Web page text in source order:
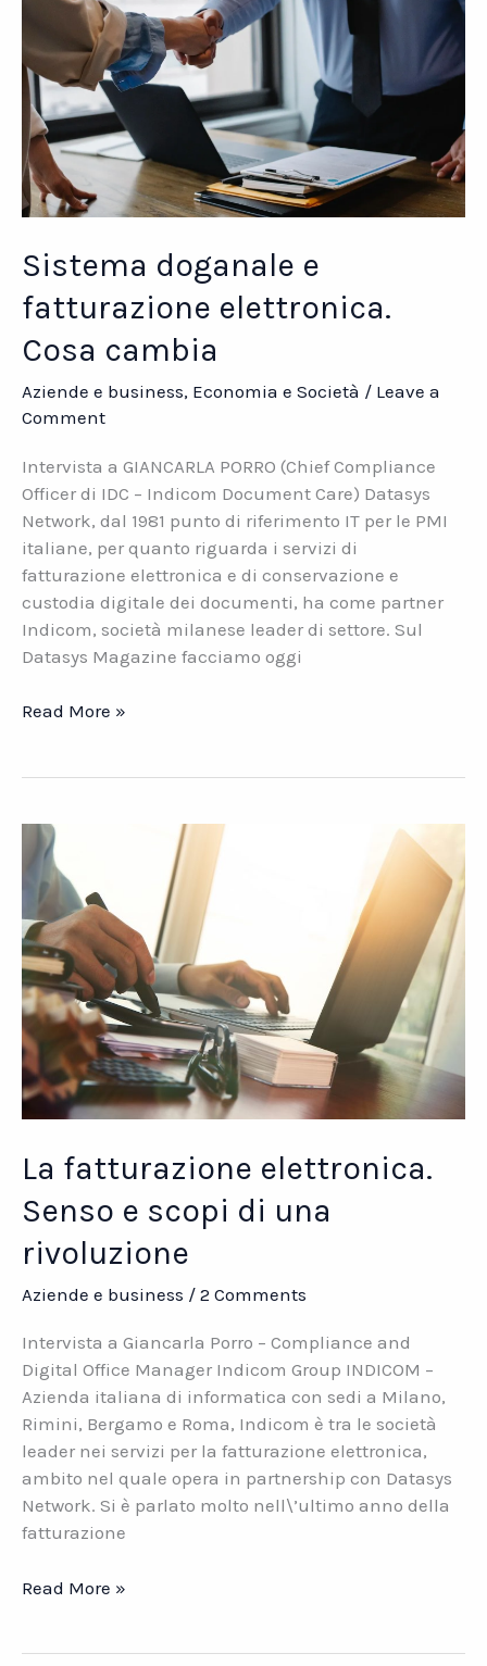
Sistema doganale e
fatturazione elettronica.
Cosa cambia
Aziende e business, Economia e Società / Leave a
Comment
Intervista a GIANCARLA PORRO (Chief Compliance
Officer di IDC – Indicom Document Care) Datasys
Network, dal 1981 punto di riferimento IT per le PMI
italiane, per quanto riguarda i servizi di
fatturazione elettronica e di conservazione e
custodia digitale dei documenti, ha come partner
Indicom, società milanese leader di settore. Sul
Datasys Magazine facciamo oggi
Sistema
elettronica.
Cosa
cambia
Read More »
La fatturazione elettronica.
Senso e scopi di una
rivoluzione
Aziende e business / 2 Comments
Intervista a Giancarla Porro – Compliance and
Digital Office Manager Indicom Group INDICOM –
Azienda italiana di informatica con sedi a Milano,
Rimini, Bergamo e Roma, Indicom è tra le società
leader nei servizi per la fatturazione elettronica,
ambito nel quale opera in partnership con Datasys
Network. Si è parlato molto nell\’ultimo anno della
fatturazione
La
Read More »